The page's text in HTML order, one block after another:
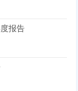
报告